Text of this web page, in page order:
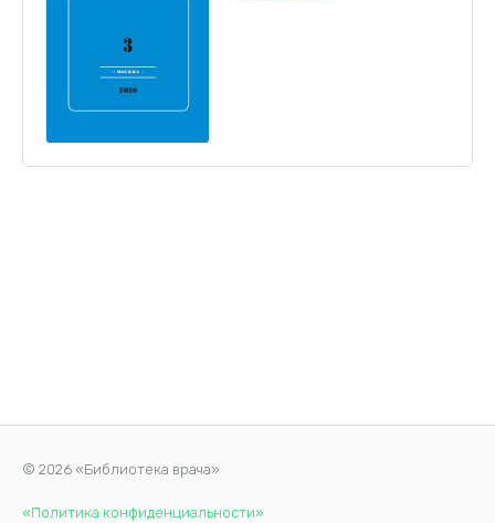
© 2026 «Библиотека врача»
«Политика конфиденциальности»